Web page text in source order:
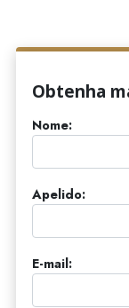
Obtenha
Nome:
Apelido:
E-mail: